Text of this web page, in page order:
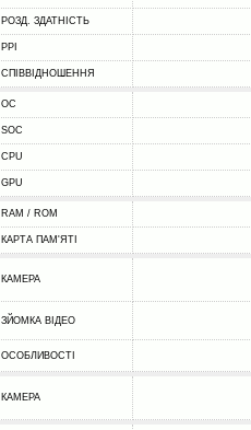
РОЗД. ЗДАТНІСТЬ
PPI
СПІВВІДНОШЕННЯ
ОС
SOC
CPU
GPU
RAM / ROM
КАРТА ПАМ'ЯТІ
КАМЕРА
ЗЙОМКА ВІДЕО
ОСОБЛИВОСТІ
КАМЕРА